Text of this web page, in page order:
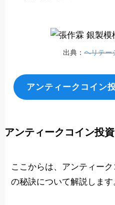
出典： ヘリテー
アンティークコイン
アンティークコイン投
ここからは、アンティー
の秘訣について解説します